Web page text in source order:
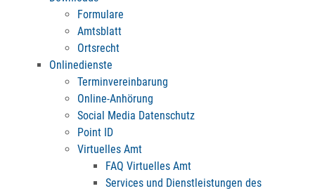
Formulare
Amtsblatt
Ortsrecht
Onlinedienste
Terminvereinbarung
Online-Anhörung
Social Media Datenschutz
Point ID
Virtuelles Amt
FAQ Virtuelles Amt
Services und Dienstleistungen des